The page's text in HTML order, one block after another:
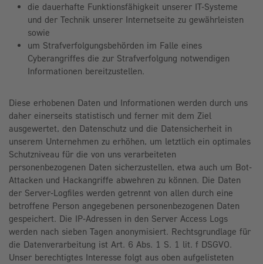
die dauerhafte Funktionsfähigkeit unserer IT-Systeme
und der Technik unserer Internetseite zu gewährleisten
sowie
um Strafverfolgungsbehörden im Falle eines
Cyberangriffes die zur Strafverfolgung notwendigen
Informationen bereitzustellen.
Diese erhobenen Daten und Informationen werden durch uns
daher einerseits statistisch und ferner mit dem Ziel
ausgewertet, den Datenschutz und die Datensicherheit in
unserem Unternehmen zu erhöhen, um letztlich ein optimales
Schutzniveau für die von uns verarbeiteten
personenbezogenen Daten sicherzustellen, etwa auch um Bot-
Attacken und Hackangriffe abwehren zu können. Die Daten
der Server-Logfiles werden getrennt von allen durch eine
betroffene Person angegebenen personenbezogenen Daten
gespeichert. Die IP-Adressen in den Server Access Logs
werden nach sieben Tagen anonymisiert. Rechtsgrundlage für
die Datenverarbeitung ist Art. 6 Abs. 1 S. 1 lit. f DSGVO.
Unser berechtigtes Interesse folgt aus oben aufgelisteten